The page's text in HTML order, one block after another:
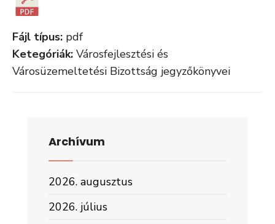
Fájl típus: pdf
Ketegóriák: Városfejlesztési és
Városüzemeltetési Bizottság jegyzőkönyvei
Archívum
2026. augusztus
2026. július